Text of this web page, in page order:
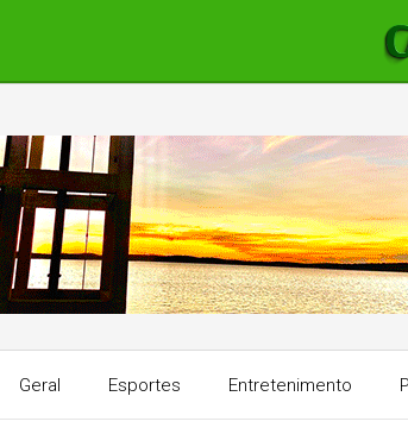
Geral Esportes Entretenimento